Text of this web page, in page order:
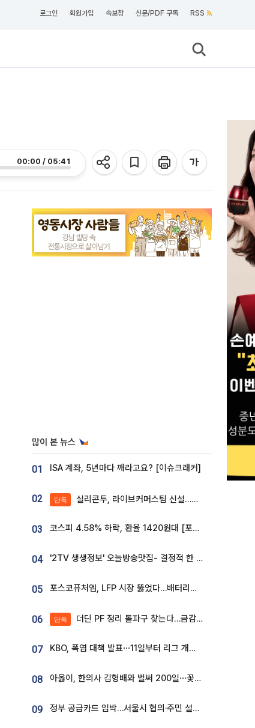
로그인 회원가입 속보창 신문/PDF 구독 RSS
00:00 / 05:41
많이 본 뉴스
01 ISA 계좌, 5년마다 깨라고요? [이슈크래커]
02 단독 실리콘투, 라이브커머스팀 신설…K뷰티 ‘글로벌 판매망’ 확대[K뷰티 라방戰]
03 코스피 4.58% 하락, 환율 1420원대 [포토]
04 '2TV 생생정보' 오늘방송맛집- 결정적 한 수, 3종 메밀면! 메밀 소바 맛집 '의○○○○'
05 포스코퓨처엠, LFP 시장 뚫었다…배터리사와 대규모 장기 공급 합의
06 단독 더딘 PF 정리 돌파구 찾는다…금감원, 1년 반 만에 매각설명회 재개
07 KBO, 폭염 대책 발표⋯11일부터 리그 개시ㆍ경기 오후 7시 시작
08 아옳이, 한의사 김형배와 벌써 200일⋯꽃다발 들고 "프러포즈 아냐"
09 정부 공급카드 임박…서울시 협의·주민 설득이 성패 가른다 [부동산 해법 전쟁]